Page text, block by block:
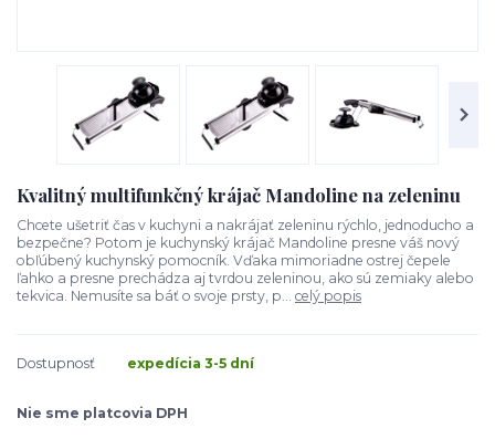
Kvalitný multifunkčný krájač Mandoline na zeleninu
Chcete ušetriť čas v kuchyni a nakrájať zeleninu rýchlo, jednoducho a
bezpečne? Potom je kuchynský krájač Mandoline presne váš nový
obľúbený kuchynský pomocník. Vďaka mimoriadne ostrej čepele
ľahko a presne prechádza aj tvrdou zeleninou, ako sú zemiaky alebo
tekvica. Nemusíte sa báť o svoje prsty, p... celý popis
Dostupnosť expedícia 3-5 dní
Nie sme platcovia DPH